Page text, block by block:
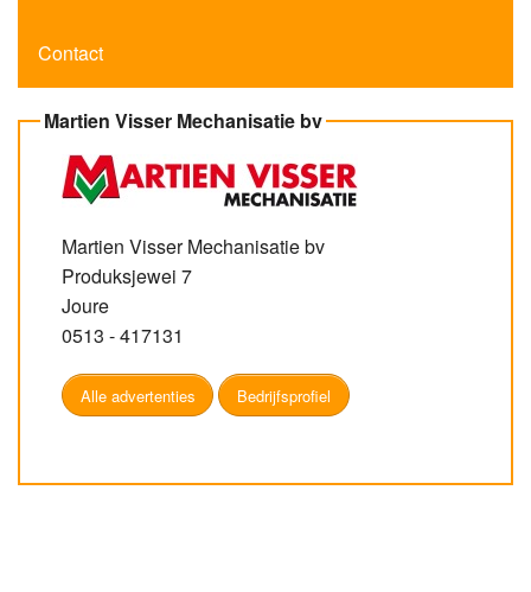
Contact
Martien Visser Mechanisatie bv
Martien Visser Mechanisatie bv
Produksjewei 7
Joure
0513 - 417131
Alle advertenties Bedrijfsprofiel